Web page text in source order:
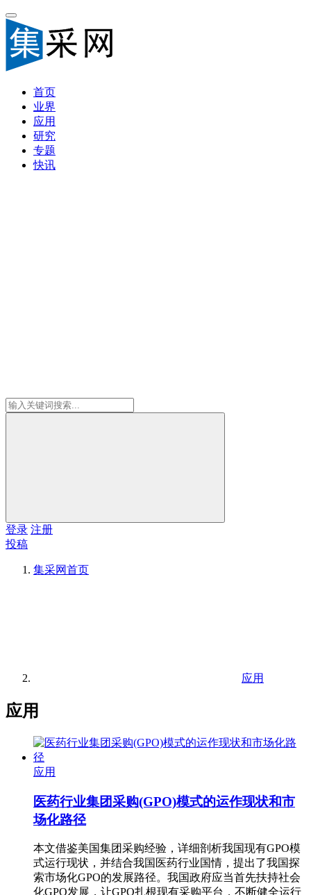
首页
业界
应用
研究
专题
快讯
登录 注册
投稿
集采网首页
应用
应用
应用
医药行业集团采购(GPO)模式的运作现状和市
场化路径
本文借鉴美国集团采购经验，详细剖析我国现有GPO模
式运行现状，并结合我国医药行业国情，提出了我国探
索市场化GPO的发展路径。我国政府应当首先扶持社会
化GPO发展，让GPO扎根现有采购平台，不断健全运行